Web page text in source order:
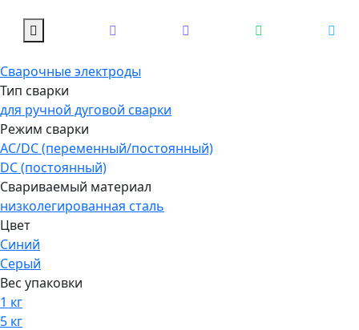
Сварочные электроды
Тип сварки
для ручной дуговой сварки
Режим сварки
AC/DC (переменный/постоянный)
DC (постоянный)
Свариваемый материал
низколегированная сталь
Цвет
Синий
Серый
Вес упаковки
1 кг
5 кг